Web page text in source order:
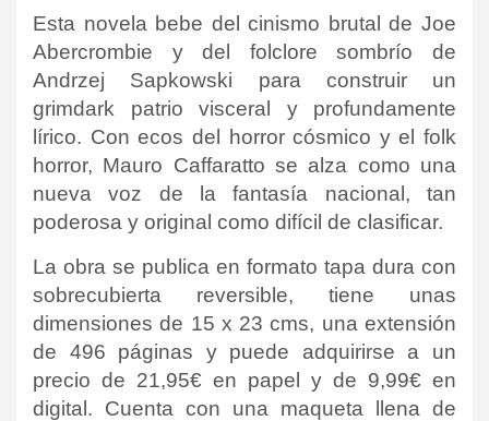
Esta novela bebe del cinismo brutal de Joe
Abercrombie y del folclore sombrío de
Andrzej Sapkowski para construir un
grimdark patrio visceral y profundamente
lírico. Con ecos del horror cósmico y el folk
horror, Mauro Caffaratto se alza como una
nueva voz de la fantasía nacional, tan
poderosa y original como difícil de clasificar.
La obra se publica en formato tapa dura con
sobrecubierta reversible, tiene unas
dimensiones de 15 x 23 cms, una extensión
de 496 páginas y puede adquirirse a un
precio de 21,95€ en papel y de 9,99€ en
digital. Cuenta con una maqueta llena de